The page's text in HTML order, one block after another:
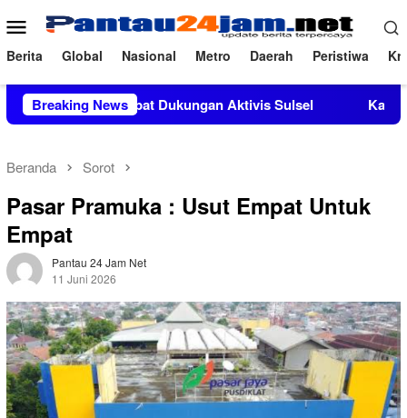
ke
konten
Menu
Mobile
Berita Global Nasional Metro Daerah Peristiwa
Breaking News
Mendapat Dukungan Aktivis Sulsel Kapolres Polewali
Beranda Sorot
Pasar Pramuka : Usut Empat Untuk
Empat
Pantau 24 Jam Net
11 Juni 2026